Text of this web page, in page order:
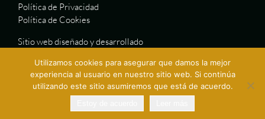
Política de Privacidad
Política de Cookies
Sitio web diseñado y desarrollado
Utilizamos cookies para asegurar que damos la mejor
experiencia al usuario en nuestro sitio web. Si continúa
utilizando este sitio asumiremos que está de acuerdo.